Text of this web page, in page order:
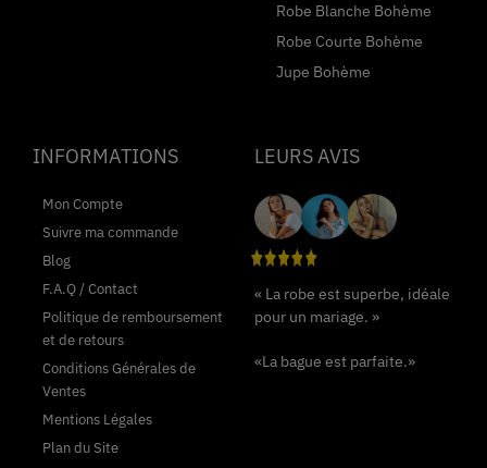
Robe Blanche Bohème
Robe Courte Bohème
Jupe Bohème
INFORMATIONS
Mon Compte
Suivre ma commande
Blog
F.A.Q / Contact
Politique de remboursement
et de retours
Conditions Générales de
Ventes
Mentions Légales
Plan du Site
LEURS AVIS
« La robe est superbe, idéale
pour un mariage. »
«La bague est parfaite.»